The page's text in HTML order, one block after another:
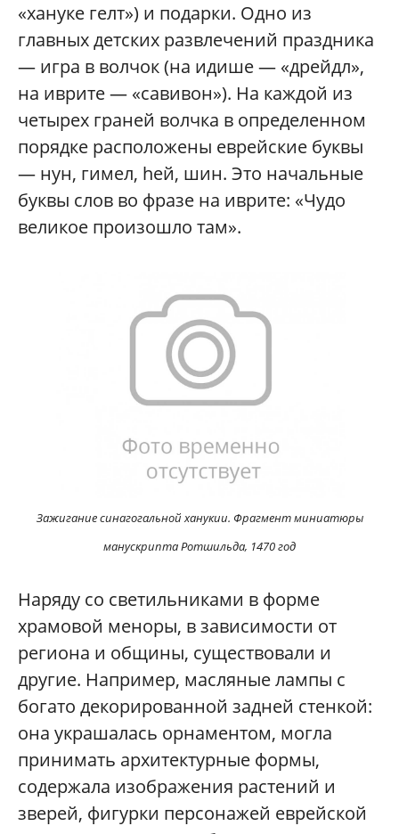
«хануке гелт») и подарки. Одно из
главных детских развлечений праздника
— игра в волчок (на идише — «дрейдл»,
на иврите — «савивон»). На каждой из
четырех граней волчка в определенном
порядке расположены еврейские буквы
— нун, гимел, hей, шин. Это начальные
буквы слов во фразе на иврите: «Чудо
великое произошло там».
Зажигание синагогальной ханукии. Фрагмент миниатюры
манускрипта Ротшильда, 1470 год
Наряду со светильниками в форме
храмовой меноры, в зависимости от
региона и общины, существовали и
другие. Например, масляные лампы с
богато декорированной задней стенкой:
она украшалась орнаментом, могла
принимать архитектурные формы,
содержала изображения растений и
зверей, фигурки персонажей еврейской